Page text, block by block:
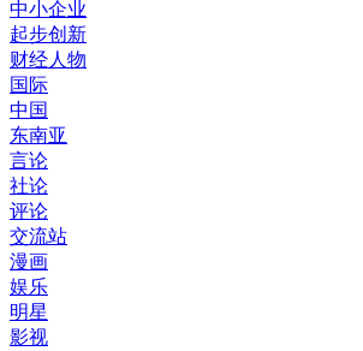
中小企业
起步创新
财经人物
国际
中国
东南亚
言论
社论
评论
交流站
漫画
娱乐
明星
影视